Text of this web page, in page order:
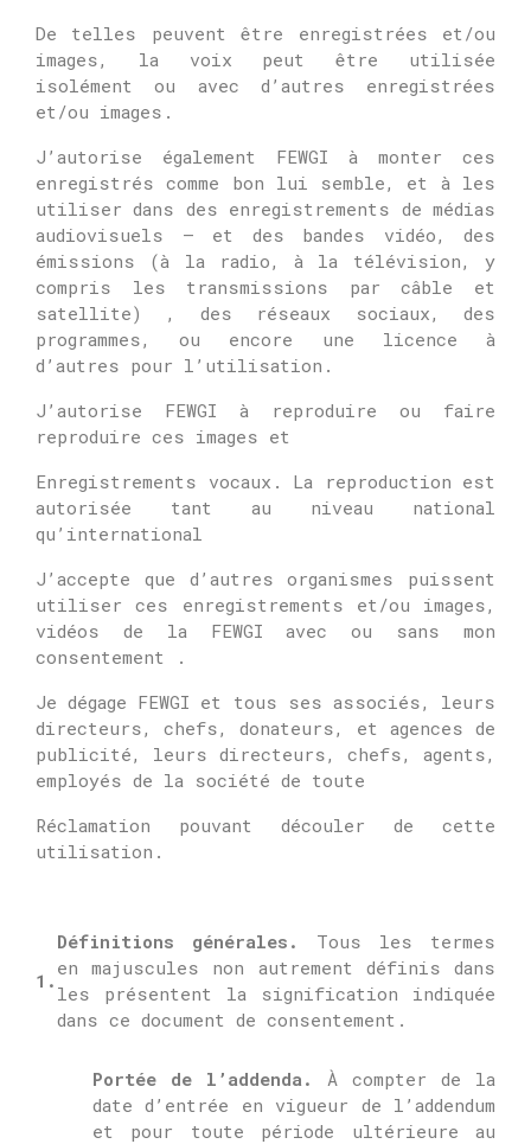
De telles peuvent être enregistrées et/ou
images, la voix peut être utilisée
isolément ou avec d’autres enregistrées
et/ou images.
J’autorise également FEWGI à monter ces
enregistrés comme bon lui semble, et à les
utiliser dans des enregistrements de médias
audiovisuels – et des bandes vidéo, des
émissions (à la radio, à la télévision, y
compris les transmissions par câble et
satellite) , des réseaux sociaux, des
programmes, ou encore une licence à
d’autres pour l’utilisation.
J’autorise FEWGI à reproduire ou faire
reproduire ces images et
Enregistrements vocaux. La reproduction est
autorisée tant au niveau national
qu’international
J’accepte que d’autres organismes puissent
utiliser ces enregistrements et/ou images,
vidéos de la FEWGI avec ou sans mon
consentement .
Je dégage FEWGI et tous ses associés, leurs
directeurs, chefs, donateurs, et agences de
publicité, leurs directeurs, chefs, agents,
employés de la société de toute
Réclamation pouvant découler de cette
utilisation.
1.
Définitions générales. Tous les termes
en majuscules non autrement définis dans
les présentent la signification indiquée
dans ce document de consentement.
Portée de l’addenda. À compter de la
date d’entrée en vigueur de l’addendum
et pour toute période ultérieure au